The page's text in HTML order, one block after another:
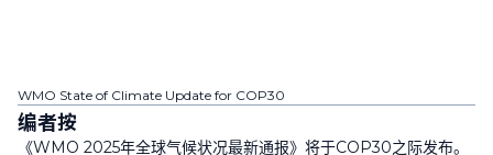
WMO State of Climate Update for COP30
编者按
《WMO 2025年全球气候状况最新通报》将于COP30之际发布。